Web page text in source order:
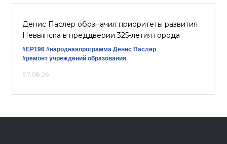
Денис Паслер обозначил приоритеты развития
Невьянска в преддверии 325-летия города
#ЕР196 #народнаяпрограмма Денис Паслер
#ремонт учреждений образования
07.08.26